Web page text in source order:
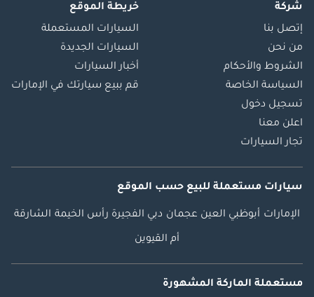
شركة
إتصل بنا
من نحن
الشروط والأحكام
السياسة الخاصة
تسجيل دخول
اعلن معنا
تجار السيارات
خريطة الموقع
السيارات المستعملة
السيارات الجديدة
أخبار السيارات
قم ببيع سيارتك في الإمارات
سيارات مستعملة للبيع حسب الموقع
الإمارات أبوظبي العين عجمان دبي الفجيرة رأس الخيمة الشارقة
أم القيوين
مستعملة الماركة المشهورة